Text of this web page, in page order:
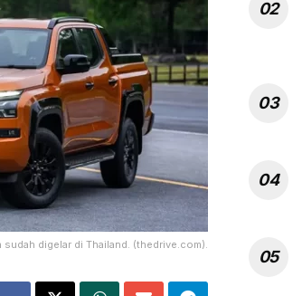
digelar di Thailand. (thedrive.com).